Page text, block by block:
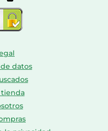
datos
tienda